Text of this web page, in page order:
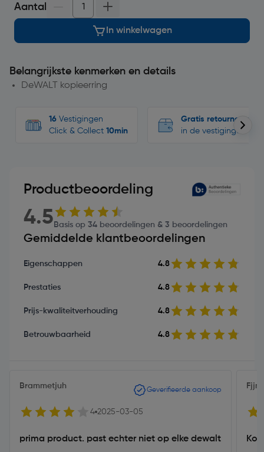
Aantal
In winkelwagen
Belangrijkste kenmerken en details
DeWALT kopieerring
16 Vestigingen
Click & Collect 10min
Gratis retourneren
in de vestigingen
Productbeoordeling
4.5 Basis op 34 beoordelingen & 3 beoordelingen
Gemiddelde klantbeoordelingen
Eigenschappen 4.8
Prestaties 4.8
Prijs-kwaliteitverhouding 4.8
Betrouwbaarheid 4.8
Brammetjuh Geverifieerde aankoop
4 2025-03-05
prima product. past echter niet op elke dewalt
Fjjm